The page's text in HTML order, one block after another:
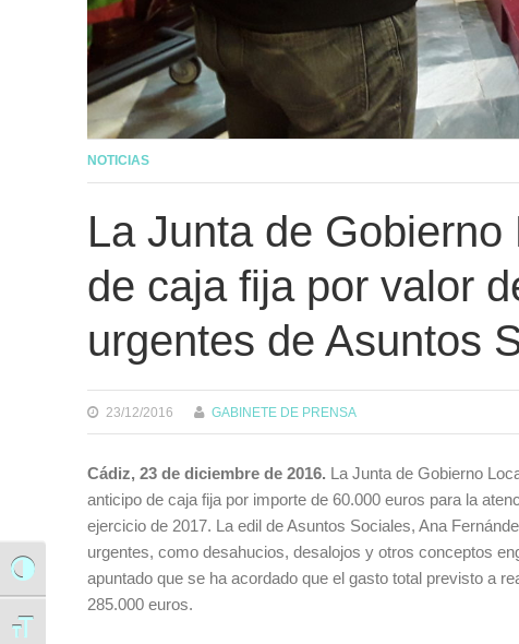
Alternar alto contraste
Alternar tamaño de letra
NOTICIAS
La Junta de
de caja fija por valor
urgentes de Asuntos
23/12/2016 GABINETE DE PRENSA
Cádiz, 23 de diciembre de 2016. La Junta de Gobierno
anticipo de caja fija por importe de 60.000 euros para la
ejercicio de 2017. La edil de Asuntos Sociales, Ana
urgentes, como desahucios, desalojos y otros conceptos
apuntado que se ha acordado que el gasto total previsto a
285.000 euros.